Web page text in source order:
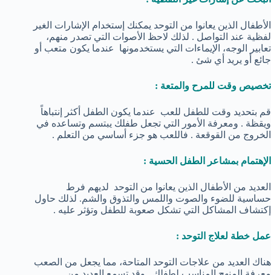
الأطفال الذين يعانوا من التوحد يمكنك إستخدام الإشارات الغير
لفظية عند التواصل . لذلك لاحظ الأصوات التي تصدر منهم،
تعابير الوجه، الإيماءات التي يستخدمونها عندما يكون متعب أو
جائع أو يريد أي شئ .
تخصيص وقت للمرح والمتعة :
قم بتحديد وقت للطفل للعب عندما يكون الطفل أكثر إنتباهاً
ويقظة . ومعرفة الأمور التي تجعل طفلك يبتسم وتساعده في
الخروج من القوقعة . فاللعب هو جزء أساسي من التعلم .
الإهتمام بمشاعر الطفل الحسية :
العديد من الأطفال الذين يعانوا من التوحد لديهم فرط
حساسية للضوء والصوت واللمس والتذوق والشم. لذلك حاول
إكتشاف المشاكل التي تشكل صعوبة للطفل وتؤثر عليه .
عمل خطة لعلاج التوحد :
هناك العديد من علاجات التوحد المتاحة، مما يجعل من الصعب